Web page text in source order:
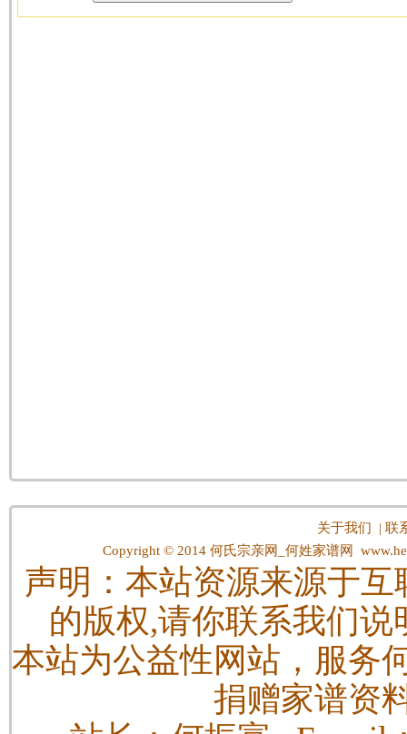
关于我们 |联
Copyright © 2014 何氏宗亲网_何姓家谱网
声明：本站资源来源于
的版权,请你联系我们
本站为公益性网站，服务
捐赠家谱资